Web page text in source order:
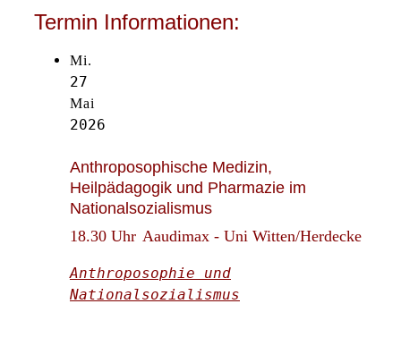
Termin Informationen:
Mi.
27
Mai
2026
Anthroposophische Medizin,
Heilpädagogik und Pharmazie im
Nationalsozialismus
18.30 Uhr Aaudimax - Uni Witten/Herdecke
Anthroposophie und
Nationalsozialismus